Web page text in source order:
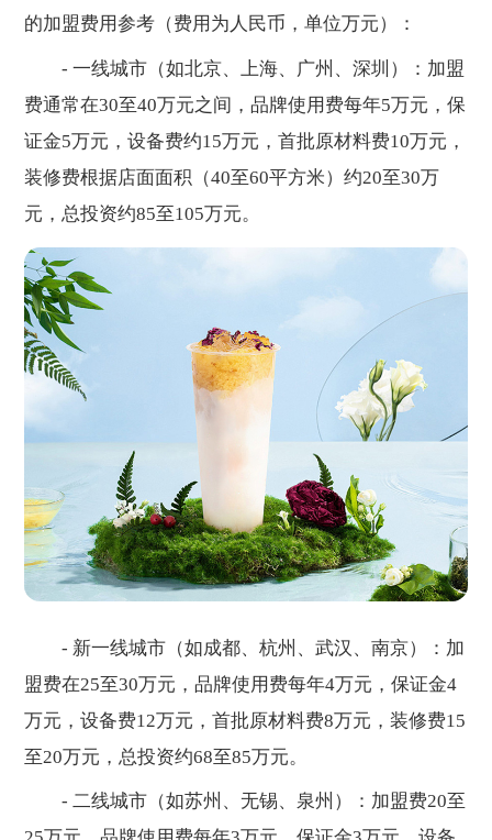
的加盟费用参考（费用为人民币，单位万元）：
- 一线城市（如北京、上海、广州、深圳）：加盟
费通常在30至40万元之间，品牌使用费每年5万元，保
证金5万元，设备费约15万元，首批原材料费10万元，
装修费根据店面面积（40至60平方米）约20至30万
元，总投资约85至105万元。
- 新一线城市（如成都、杭州、武汉、南京）：加
盟费在25至30万元，品牌使用费每年4万元，保证金4
万元，设备费12万元，首批原材料费8万元，装修费15
至20万元，总投资约68至85万元。
- 二线城市（如苏州、无锡、泉州）：加盟费20至